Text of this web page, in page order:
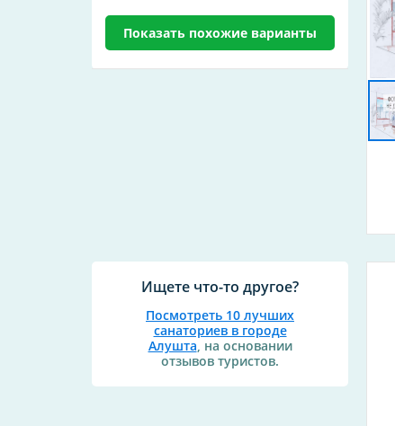
Показать похожие варианты
Ищете что-то другое?
Посмотреть 10 лучших
санаториев в городе
Алушта, на основании
отзывов туристов.